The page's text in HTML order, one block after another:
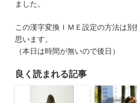
ました。
この漢字変換ＩＭＥ設定の方法は別
思います。
（本日は時間が無いので後日）
良く読まれる記事